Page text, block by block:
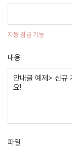
자동 잠금 기능
내용
파일